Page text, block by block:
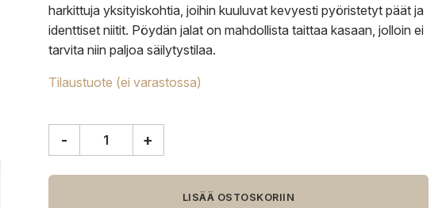
harkittuja yksityiskohtia, joihin kuuluvat kevyesti pyöristetyt päät ja
identtiset niitit. Pöydän jalat on mahdollista taittaa kasaan, jolloin ei
tarvita niin paljoa säilytystilaa.
Tilaustuote (ei varastossa)
&
- +
LISÄÄ OSTOSKORIIN